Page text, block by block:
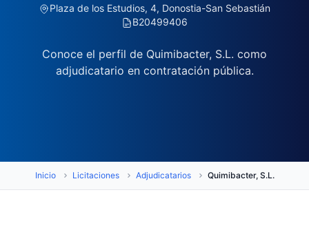
Plaza de los Estudios, 4, Donostia-San Sebastián
B20499406
Conoce el perfil de Quimibacter, S.L. como
adjudicatario en contratación pública.
Inicio Licitaciones Adjudicatarios Quimibacter, S.L.